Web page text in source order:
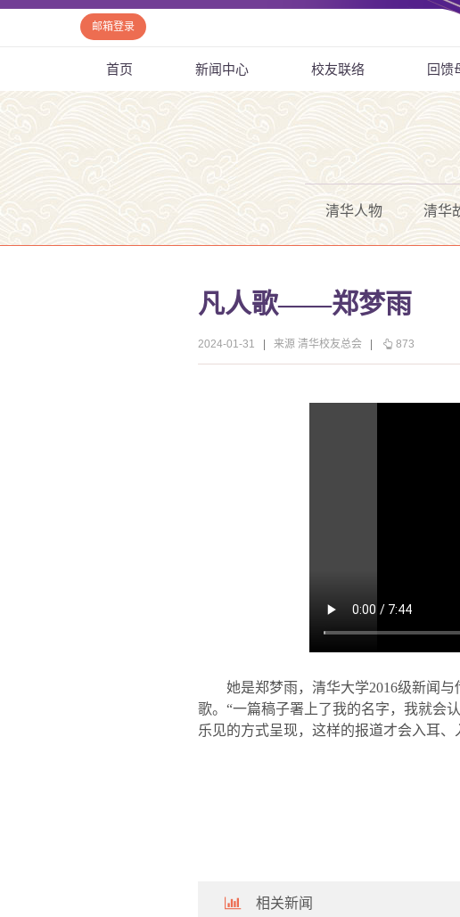
邮箱登录
首页 新闻中心 校友联络 回馈
清华人物 清华
凡人歌——郑梦雨
2024-01-31 来源 清华校友总会 873
她是郑梦雨，清华大学2016级新闻与
歌。 “一篇稿子署上了我的名字，我就会
乐见的方式呈现，这样的报道才会入耳、
相关新闻